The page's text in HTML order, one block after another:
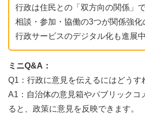
行政は住民との「双方向の関係」で
相談・参加・協働の3つが関係強化
行政サービスのデジタル化も進展中
ミニQ&A：
Q1：行政に意見を伝えるにはどうす
A1：自治体の意見箱やパブリックコ
ると、政策に意見を反映できます。